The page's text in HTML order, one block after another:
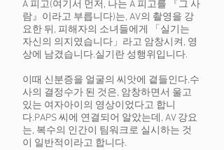
A 피고(여기서 먼저, 나는 A 피고를 『그 사
람』이라고 부릅니다)는, AV의 촬영을 강
요한 뒤, 피해자의 소녀들에게 「실기는
자신의 의지였습니다」라고 암창시켜, 영
상에 남겼습니다.실기란 성행위입니다.
이때 신분증을 얼굴의 씨앗에 곁들인다.수
사의 결정수가 된 것은, 암창하면서 울고
있는 여자아이의 영상이었다고 합니
다.PAPS 씨에 연결되어 알았는데, AV 강요
는, 복수의 인간이 팀워크로 실시하는 것
이 일반적이라고 합니다.